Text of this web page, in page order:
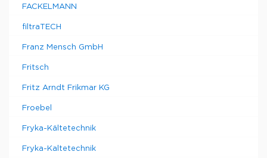
FACKELMANN
filtraTECH
Franz Mensch GmbH
Fritsch
Fritz Arndt Frikmar KG
Froebel
Fryka-Kältetechnik
Fryka-Kaltetechnik